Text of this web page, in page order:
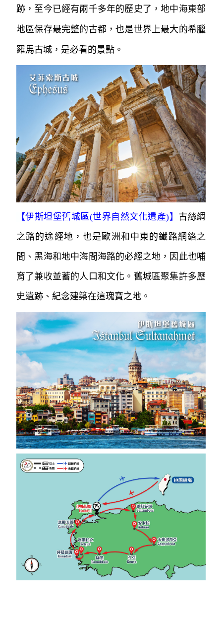
跡，至今已經有兩千多年的歷史了，地中海東部
地區保存最完整的古都，也是世界上最大的希臘
羅馬古城，是必看的景點。
【伊斯坦堡舊城區(世界自然文化遺產)】 古絲綢
之路的途經地，也是歐洲和中東的鐵路網絡之
間、黑海和地中海間海路的必經之地，因此也哺
育了兼收並蓄的人口和文化。舊城區聚集許多歷
史遺跡、紀念建築在這瑰寶之地。